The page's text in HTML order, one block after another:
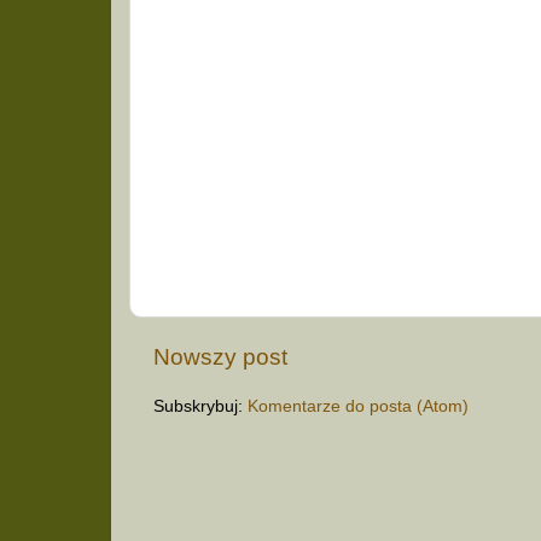
Nowszy post
Subskrybuj: Komentarze do posta (Atom)